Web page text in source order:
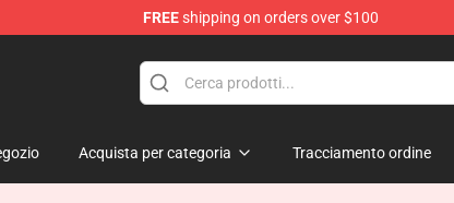
FREEshipping on orders over $100
Acquista per categoria Tracciamento ordine